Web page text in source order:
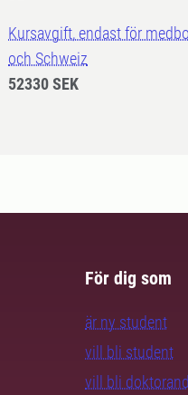
Kursavgift, endast för
och Schweiz
52330 SEK
För dig som
är ny student
vill bli student
vill bli doktorand